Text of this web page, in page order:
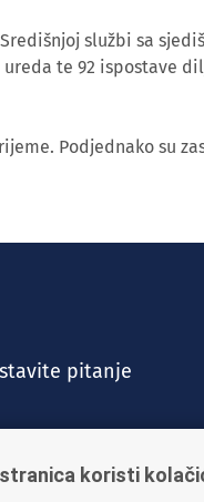
službi sa
te 92 ispostave
Podjednako su
pitanje
stranica koristi